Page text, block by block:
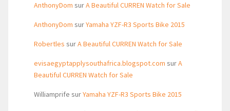
AnthonyDom surA Beautiful CURREN Watch for Sale
AnthonyDom surYamaha YZF-R3 Sports Bike 2015
Robertles surA Beautiful CURREN Watch for Sale
evisaegyptapplysouthafrica.blogspot.com surA
Beautiful CURREN Watch for Sale
Williamprife surYamaha YZF-R3 Sports Bike 2015